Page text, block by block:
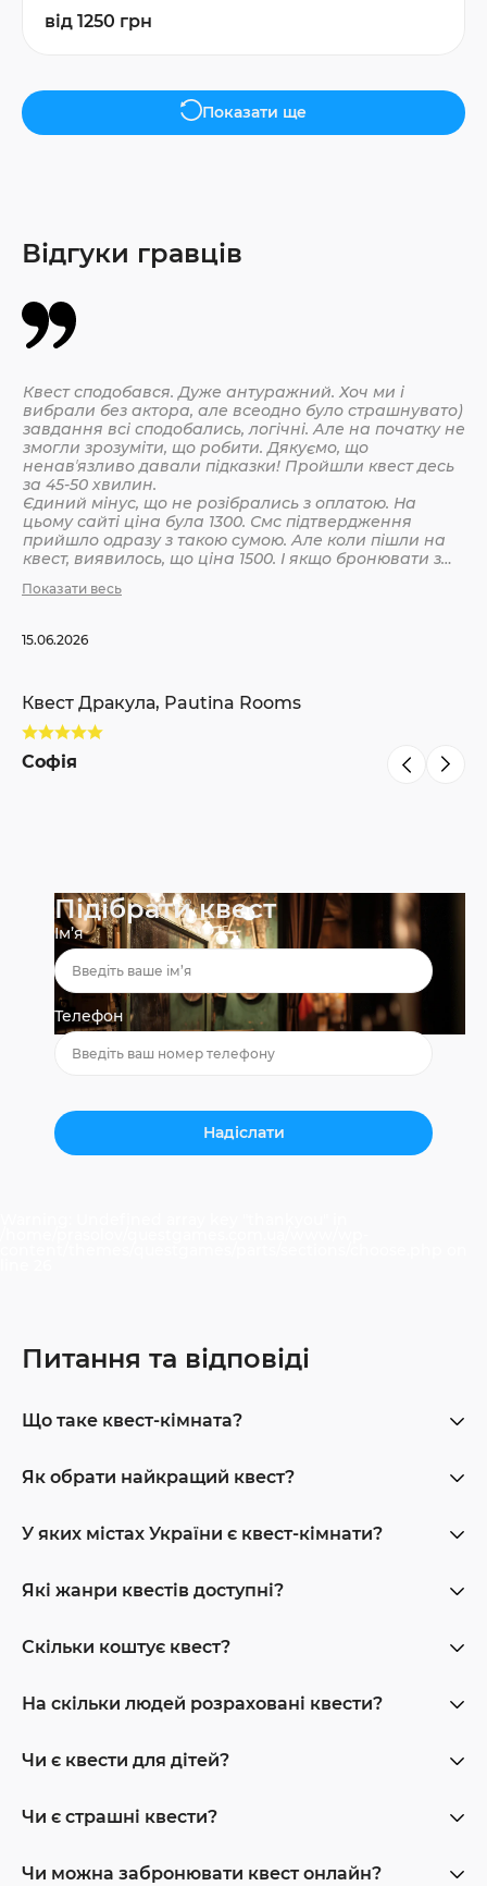
від 1250 грн
Показати ще
Відгуки гравців
Квест сподобався. Дуже антуражний. Хоч ми і
вибрали без актора, але всеодно було страшнувато)
завдання всі сподобались, логічні. Але на початку не
змогли зрозуміти, що робити. Дякуємо, що
ненавʼязливо давали підказки! Пройшли квест десь
за 45-50 хвилин.
Єдиний мінус, що не розібрались з оплатою. На
цьому сайті ціна була 1300. Смс підтвердження
прийшло одразу з такою сумою. Але коли пішли на
квест, виявилось, що ціна 1500. І якщо бронювати з
невелика, але всеодно уточнюйте при бронюванні
Показати весь
15.06.2026
Квест Дракула, Pautina Rooms
Софія
Підібрати квест
Ім’я
Телефон
Питання та відповіді
Що таке квест-кімната?
Як обрати найкращий квест?
У яких містах України є квест-кімнати?
Які жанри квестів доступні?
Скільки коштує квест?
На скільки людей розраховані квести?
Чи є квести для дітей?
Чи є страшні квести?
Чи можна забронювати квест онлайн?